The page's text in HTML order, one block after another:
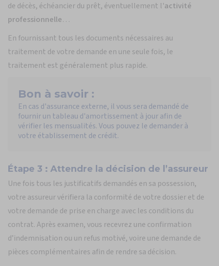
de décès, échéancier du prêt, éventuellement l'activité
professionnelle…
En fournissant tous les documents nécessaires au
traitement de votre demande en une seule fois, le
traitement est généralement plus rapide.
Bon à savoir :
En cas d'assurance externe, il vous sera demandé de
fournir un tableau d'amortissement à jour afin de
vérifier les mensualités. Vous pouvez le demander à
votre établissement de crédit.
Étape 3 : Attendre la décision de l’assureur
Une fois tous les justificatifs demandés en sa possession,
votre assureur vérifiera la conformité de votre dossier et de
votre demande de prise en charge avec les conditions du
contrat. Après examen, vous recevrez une confirmation
d’indemnisation ou un refus motivé, voire une demande de
pièces complémentaires afin de rendre sa décision.